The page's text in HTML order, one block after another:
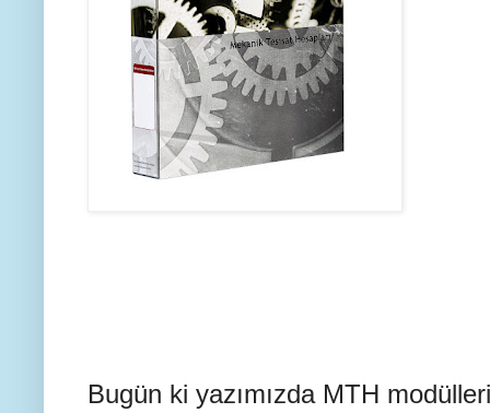
Bugün ki yazımızda MTH